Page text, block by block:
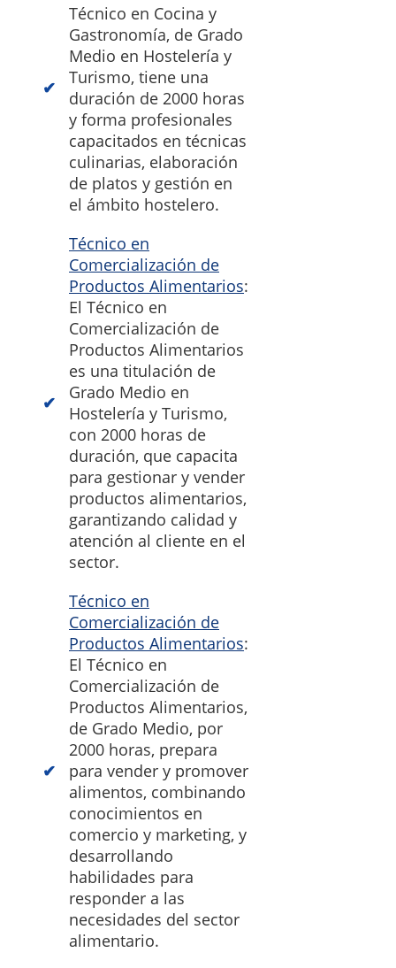
Técnico en Cocina y
Gastronomía, de Grado
Medio en Hostelería y
Turismo, tiene una
duración de 2000 horas
y forma profesionales
capacitados en técnicas
culinarias, elaboración
de platos y gestión en
el ámbito hostelero.
Técnico en
Comercialización de
Productos Alimentarios:
El Técnico en
Comercialización de
Productos Alimentarios
es una titulación de
Grado Medio en
Hostelería y Turismo,
con 2000 horas de
duración, que capacita
para gestionar y vender
productos alimentarios,
garantizando calidad y
atención al cliente en el
sector.
Técnico en
Comercialización de
Productos Alimentarios:
El Técnico en
Comercialización de
Productos Alimentarios,
de Grado Medio, por
2000 horas, prepara
para vender y promover
alimentos, combinando
conocimientos en
comercio y marketing, y
desarrollando
habilidades para
responder a las
necesidades del sector
alimentario.